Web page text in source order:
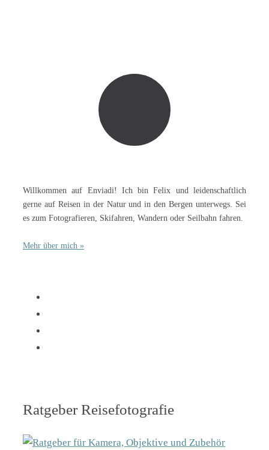
Willkommen auf Enviadi! Ich bin Felix und leidenschaftlich
gerne auf Reisen in der Natur und in den Bergen unterwegs. Sei
es zum Fotografieren, Skifahren, Wandern oder Seilbahn fahren.
Mehr über mich »
Ratgeber Reisefotografie